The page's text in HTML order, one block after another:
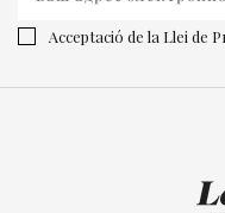
Acceptació de la Llei de